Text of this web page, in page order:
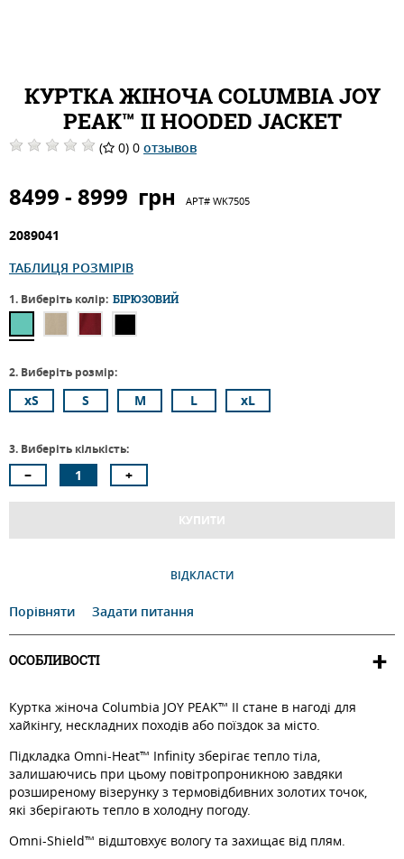
КУРТКА ЖІНОЧА COLUMBIA JOY
PEAK™ II HOODED JACKET
( 0) 0 отзывов
8499 - 8999 грн АРТ# WK7505
2089041
ТАБЛИЦЯ РОЗМІРІВ
1. Виберіть колір: БІРЮЗОВИЙ
2. Виберіть розмір:
xS S M L xL
3. Виберіть кількість:
КУПИТИ
ВІДКЛАСТИ
Порівняти Задати питання
ОСОБЛИВОСТІ
Куртка жіноча Columbia JOY PEAK™ II стане в нагоді для
хайкінгу, нескладних походів або поїздок за місто.
Підкладка Omni-Heat™ Infinity зберігає тепло тіла,
залишаючись при цьому повітропроникною завдяки
розширеному візерунку з термовідбивних золотих точок,
які зберігають тепло в холодну погоду.
Omni-Shield™ відштовхує вологу та захищає від плям.